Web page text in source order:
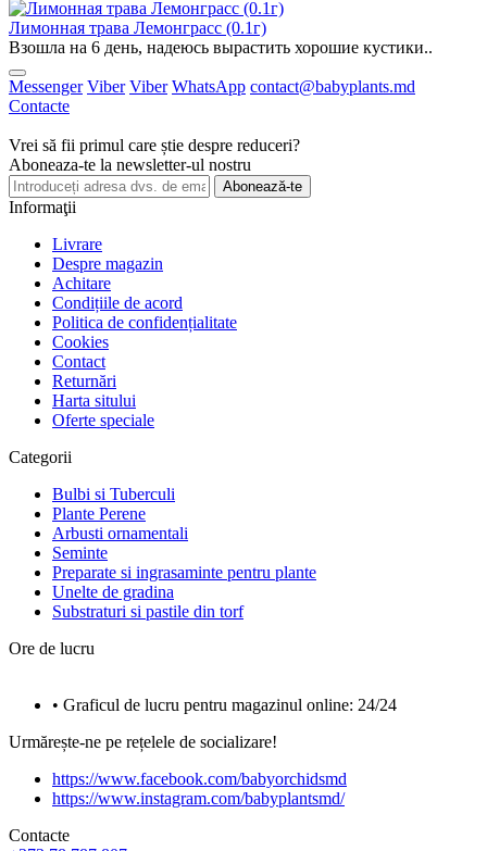
Лимонная трава Лемонграсс (0.1г)
Взошла на 6 день, надеюсь вырастить хорошие кустики..
Messenger Viber Viber WhatsApp contact@babyplants.md
Contacte
Vrei să fii primul care știe despre reduceri?
Aboneaza-te la newsletter-ul nostru
Abonează-te
Informaţii
Livrare
Despre magazin
Achitare
Condițiile de acord
Politica de confidențialitate
Cookies
Contact
Returnări
Harta sitului
Oferte speciale
Categorii
Bulbi si Tuberculi
Plante Perene
Arbusti ornamentali
Seminte
Preparate si ingrasaminte pentru plante
Unelte de gradina
Substraturi si pastile din torf
Ore de lucru
• Graficul de lucru pentru magazinul online: 24/24
Urmărește-ne pe rețelele de socializare!
https://www.facebook.com/babyorchidsmd
https://www.instagram.com/babyplantsmd/
Contacte